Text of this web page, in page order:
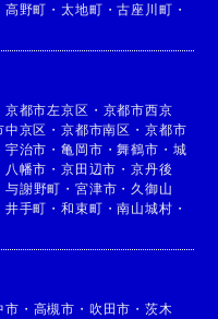
高野町 ・太地町 ・古座川町 ・
京都市左京区 ・ 京都市西京
中京区 ・京都市南区 ・ 京都市
宇治市 ・亀岡市 ・舞鶴市 ・ 城
八幡市 ・京田辺市 ・京丹後
与謝野町 ・ 宮津市 ・ 久御山
井手町 ・和束町 ・南山城村 ・
市 ・ 高槻市 ・ 吹田市 ・ 茨木